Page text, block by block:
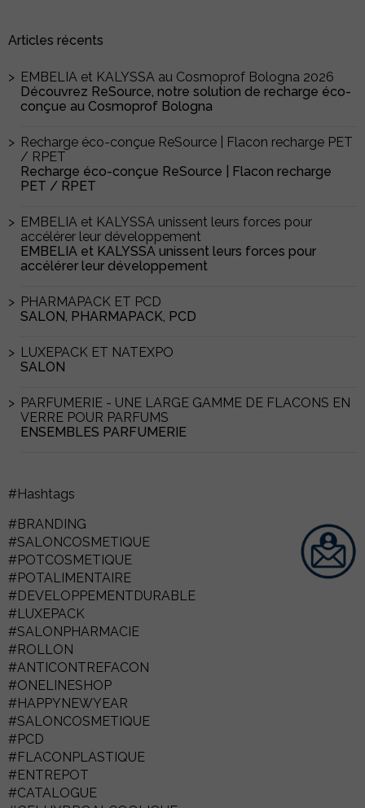
Articles récents
EMBELIA et KALYSSA au Cosmoprof Bologna 2026
Découvrez ReSource, notre solution de recharge éco-
conçue au Cosmoprof Bologna
Recharge éco-conçue ReSource | Flacon recharge PET
/ RPET
Recharge éco-conçue ReSource | Flacon recharge
PET / RPET
EMBELIA et KALYSSA unissent leurs forces pour
accélérer leur développement
EMBELIA et KALYSSA unissent leurs forces pour
accélérer leur développement
PHARMAPACK ET PCD
SALON, PHARMAPACK, PCD
LUXEPACK ET NATEXPO
SALON
PARFUMERIE - UNE LARGE GAMME DE FLACONS EN
VERRE POUR PARFUMS
ENSEMBLES PARFUMERIE
#Hashtags
#BRANDING
#SALONCOSMETIQUE
#POTCOSMETIQUE
#POTALIMENTAIRE
#DEVELOPPEMENTDURABLE
#LUXEPACK
#SALONPHARMACIE
#ROLLON
#ANTICONTREFACON
#ONELINESHOP
#HAPPYNEWYEAR
#SALONCOSMETIQUE
#PCD
#FLACONPLASTIQUE
#ENTREPOT
#CATALOGUE